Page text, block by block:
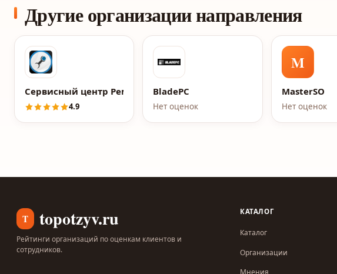
Другие организации направления
Сервисный центр Ремточка
4.9
BladePC
Нет оценок
M
MasterSO
Нет оценок
T topotzyv.ru
Рейтинги организаций по оценкам клиентов и
сотрудников.
КАТАЛОГ
Каталог
Организации